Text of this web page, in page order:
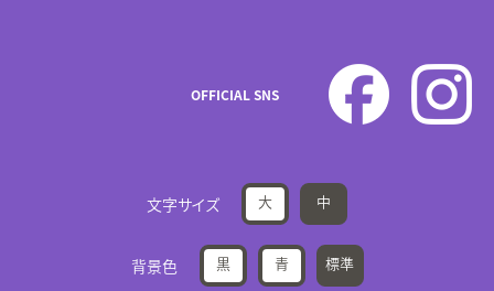
OFFICIAL SNS
文字サイズ 大 中
背景色 黒 青 標準